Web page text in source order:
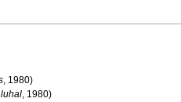
, 1980)
, 1980)